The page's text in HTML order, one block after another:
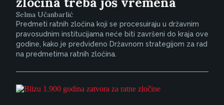
Selma Učanbarlić
Predmeti ratnih zločina koji se procesuiraju u državnim
pravosudnim institucijama neće biti završeni do kraja ove
godine, kako je predviđeno Državnom strategijom za rad
na predmetima ratnih zločina.